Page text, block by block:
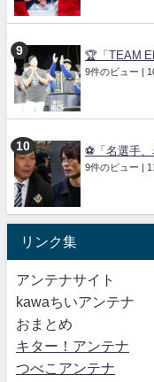
🏆「TEAM
9件のビュー |
⚽「名選手
9件のビュー |
リンク集
アンテナサイト
kawaちいアンテナ
おまとめ
キター！アンテナ
つべこアンテナ